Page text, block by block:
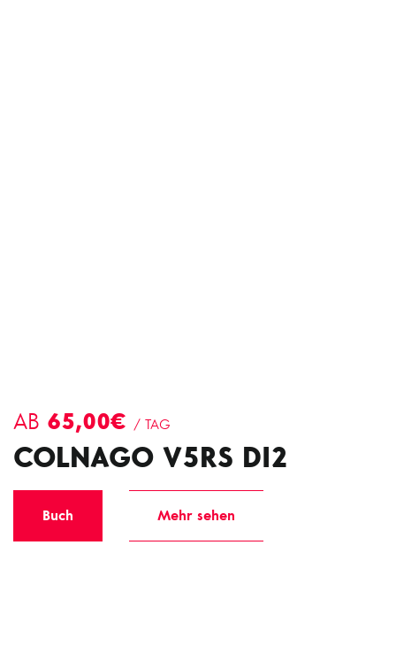
AB 65,00€ / TAG
COLNAGO V5RS DI2
Buch Mehr sehen